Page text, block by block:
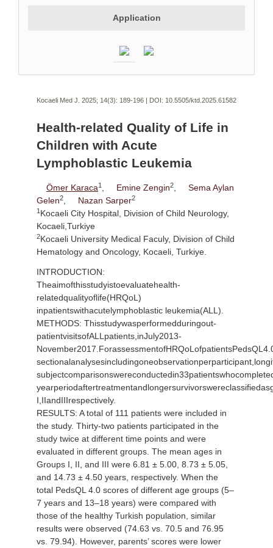
Application
Kocaeli Med J. 2025; 14(3): 189-196 | DOI: 10.5505/ktd.2025.61582
Health-related Quality of Life in
Children with Acute
Lymphoblastic Leukemia
Ömer Karaca1 Emine Zengin2
Sema Aylan
Gelen2 Nazan Sarper2
1 Kocaeli City Hospital, Division of Child Neurology,
Kocaeli,Turkiye
2Kocaeli University Medical Faculy, Division of Child
Hematology and Oncology, Kocaeli, Turkiye.
INTRODUCTION:
Theaimofthisstudyistoevaluatehealth-
relatedqualityoflife(HRQoL)
inpatientswithacutelymphoblastic leukemia(ALL).
METHODS: Thisstudywasperformedduringout-
patientvisitsofALLpatients,inJuly2013-
I,IIandIIIrespectively.
RESULTS: A total of 111 patients were included in
the study. Thirty-two patients participated in the
study twice at different time points and were
evaluated in different groups. The mean ages in
Groups I, II, and III were 6.81 ± 5.00, 8.73 ± 5.05,
and 14.73 ± 4.50 years, respectively. When the
total PedsQL 4.0 scores of different age groups (5–
7 years and 13–18 years) were compared with
those of the healthy Turkish population, similar
results were observed (74.63 vs. 70.5 and 76.95
vs. 79.94). However, parents’ scores were lower